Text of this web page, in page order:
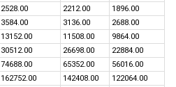
2528.00 2212.00
1896.00
3584.00 3136.00
2688.00
13152.00 11508.00
9864.00
30512.00 26698.00
22884.00
74688.00 65352.00
56016.00
162752.00 142408.00
122064.00